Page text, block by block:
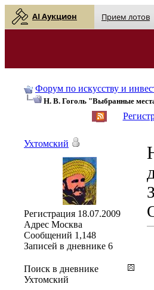
AI Аукцион Прием лотов
Форум по искусству и
Н. В. Гоголь "Выбранные места
Ухтомский
Регистрация 18.07.2009
Адрес Москва
Сообщений 1,148
Записей в дневнике 6
Поиск в дневнике
Ухтомский